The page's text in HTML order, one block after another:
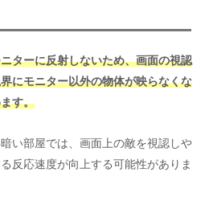
ターに反射しないため、画面の視認
にモニター以外の物体が映らなくな
す。
い部屋では、画面上の敵を視認しや
反応速度が向上する可能性がありま